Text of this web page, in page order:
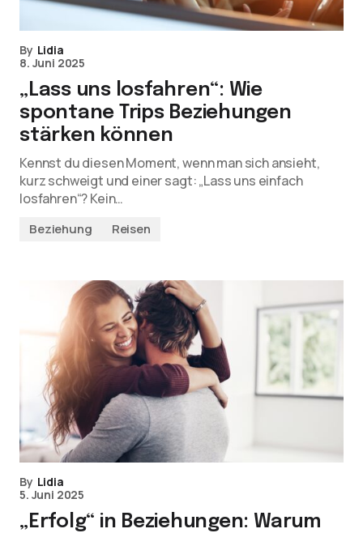
By Lidia
8. Juni 2025
„Lass uns losfahren“: Wie
spontane Trips Beziehungen
stärken können
Kennst du diesen Moment, wenn man sich ansieht,
kurz schweigt und einer sagt: „Lass uns einfach
losfahren“? Kein…
Beziehung Reisen
By Lidia
5. Juni 2025
„Erfolg“ in Beziehungen: Warum